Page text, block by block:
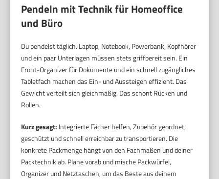
Pendeln mit Technik für Homeoffice
und Büro
Du pendelst täglich. Laptop, Notebook, Powerbank, Kopfhörer
und ein paar Unterlagen müssen stets griffbereit sein. Ein
Front-Organizer für Dokumente und ein schnell zugängliches
Tabletfach machen das Ein- und Aussteigen effizient. Das
Gewicht verteilt sich gleichmäßig. Das schont Rücken und
Rollen.
Kurz gesagt: Integrierte Fächer helfen, Zubehör geordnet,
geschützt und schnell erreichbar zu transportieren. Die
konkrete Packmenge hängt von den Fachmaßen und deiner
Packtechnik ab. Plane vorab und mische Packwürfel,
Organizer und Netztaschen, um das Beste aus deinem